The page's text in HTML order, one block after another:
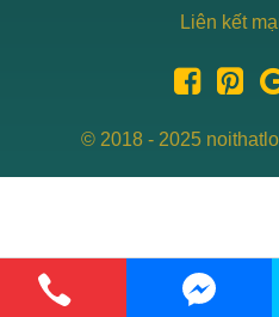
Liên kết
© 2018 - 2025